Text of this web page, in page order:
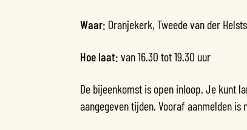
Waar: Oranjekerk, Tweede van der
Hoe laat: van 16.30 tot 19.30 uur
De bijeenkomst is open inloop. Je kunt
aangegeven tijden. Vooraf aanmelden is